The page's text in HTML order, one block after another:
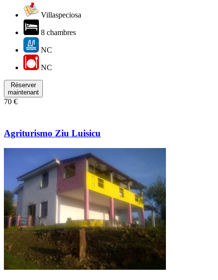
Villaspeciosa
8 chambres
NC
NC
Réserver
maintenant
70 €
Agriturismo Ziu Luisicu